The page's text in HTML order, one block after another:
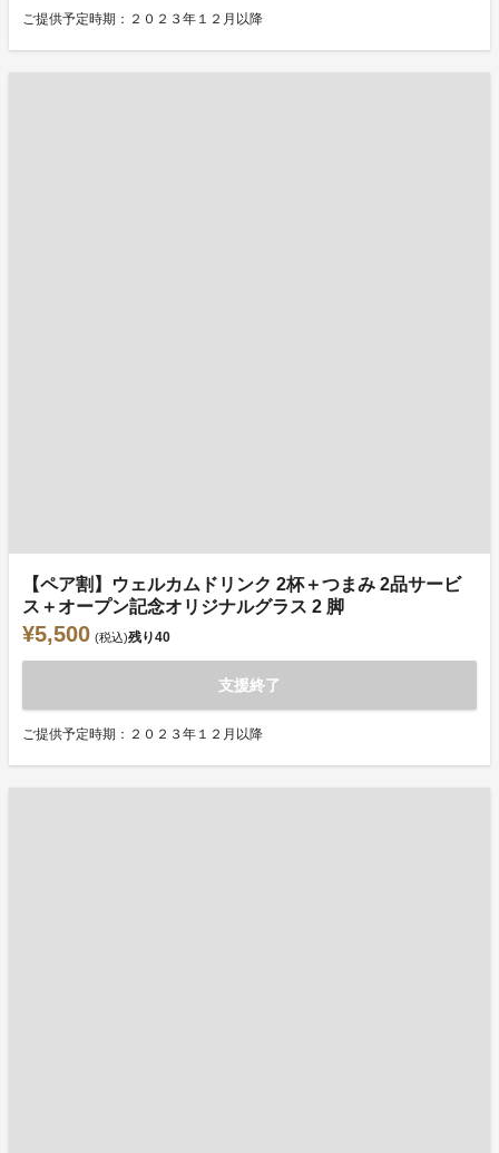
ご提供予定時期：２０２３年１２月以降
【ペア割】ウェルカムドリンク 2杯＋つまみ 2品サービ
ス＋オープン記念オリジナルグラス 2 脚
¥5,500 (税込)残り40
支援終了
ご提供予定時期：２０２３年１２月以降